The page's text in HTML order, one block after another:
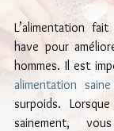
L’alimentation
have pour
hommes. Il est
alimentation saine
surpoids.
sainement,